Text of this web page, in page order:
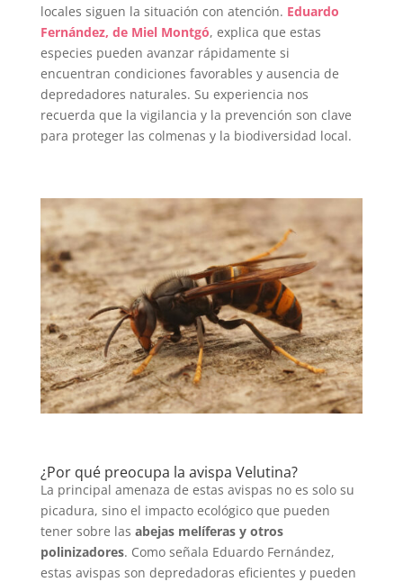
locales siguen la situación con atención. Eduardo
Fernández, de Miel Montgó, explica que estas
especies pueden avanzar rápidamente si
encuentran condiciones favorables y ausencia de
depredadores naturales. Su experiencia nos
recuerda que la vigilancia y la prevención son clave
para proteger las colmenas y la biodiversidad local.
¿Por qué preocupa la avispa Velutina?
La principal amenaza de estas avispas no es solo su
picadura, sino el impacto ecológico que pueden
tener sobre las abejas melíferas y otros
polinizadores. Como señala Eduardo Fernández,
estas avispas son depredadoras eficientes y pueden